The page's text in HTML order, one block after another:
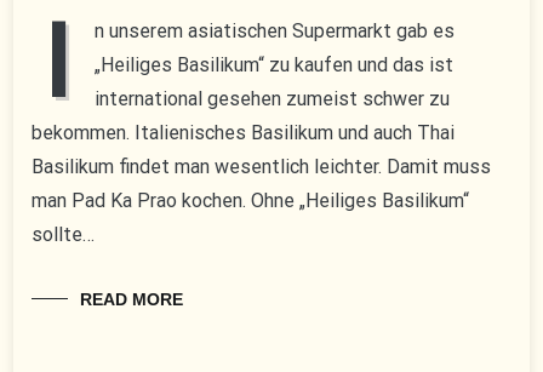
I
n unserem asiatischen Supermarkt gab es
„Heiliges Basilikum“ zu kaufen und das ist
international gesehen zumeist schwer zu
bekommen. Italienisches Basilikum und auch Thai
Basilikum findet man wesentlich leichter. Damit muss
man Pad Ka Prao kochen. Ohne „Heiliges Basilikum“
sollte…
READ MORE